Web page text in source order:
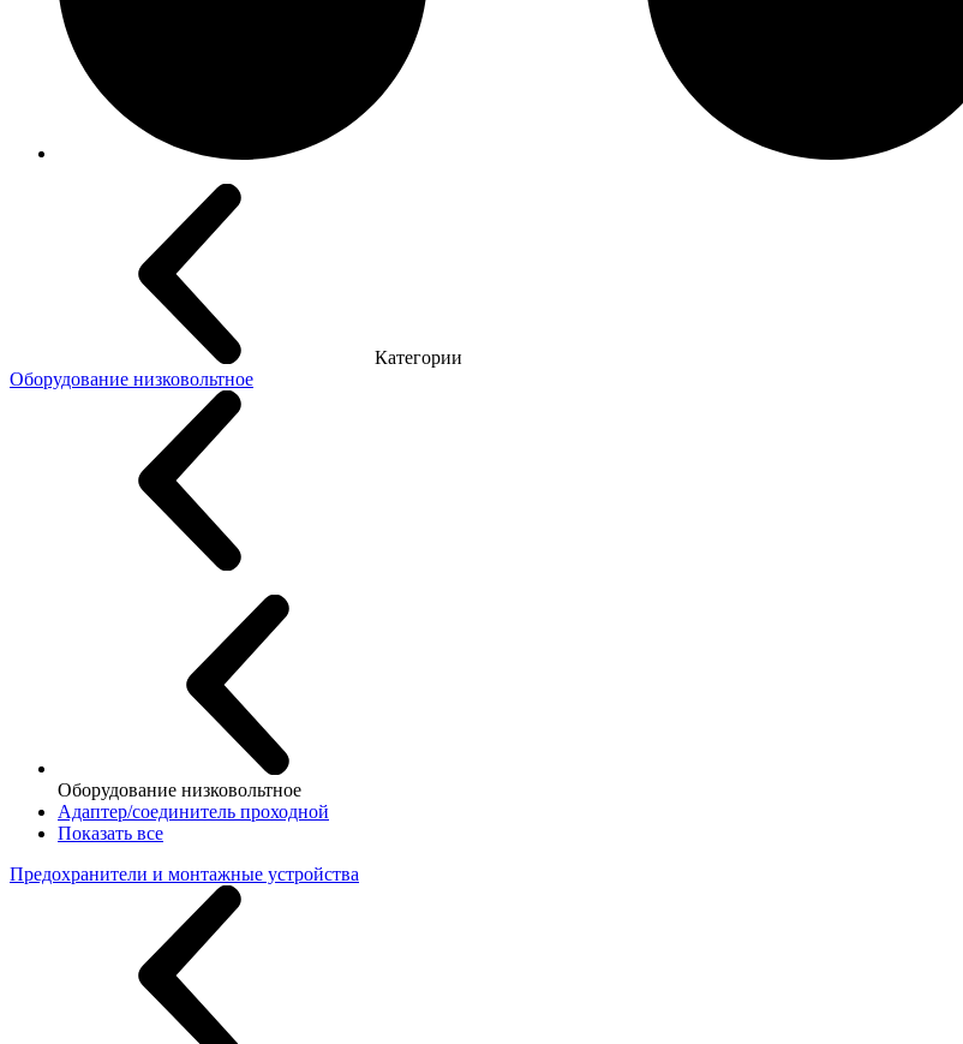
Категории
Оборудование низковольтное
Оборудование низковольтное
Адаптер/соединитель проходной
Показать все
Предохранители и монтажные устройства